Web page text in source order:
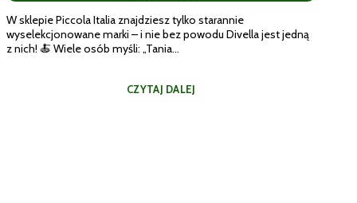
W sklepie Piccola Italia znajdziesz tylko starannie
wyselekcjonowane marki – i nie bez powodu Divella jest jedną
z nich! 🍝 Wiele osób myśli: „Tania...
CZYTAJ DALEJ